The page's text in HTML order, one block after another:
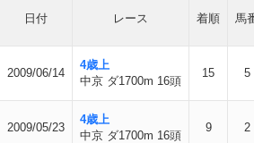
日付 レース 着順 馬
2009/06/14
4歳上
中京 ダ1700m 16頭
15 5
2009/05/23
4歳上
中京 ダ1700m 16頭
9 2